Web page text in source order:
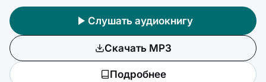
Слушать аудиокнигу
Скачать MP3
Подробнее